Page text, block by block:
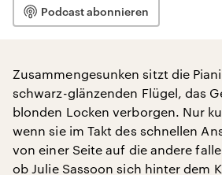
Podcast abonnieren
Zusammengesunken sitzt die
schwarz-glänzenden Flügel, das
blonden Locken verborgen. Nur
wenn sie im Takt des schnellen
von einer Seite auf die andere
ob Julie Sassoon sich hinter dem